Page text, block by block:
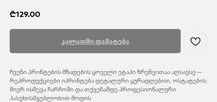
₾129.00
კალათში დამატება
ჩვენი პრინტების მზადების ყოველი ეტაპი ზრუნვითაა აღსავსე —
რეპროდუქციები იპრინტება დეტალური ყურადღებით, ოსტატების
მიერ ისმევა ჩარჩოში და თქვენამდე პროფესიონალური
პასუხისმგებლობით მოდის